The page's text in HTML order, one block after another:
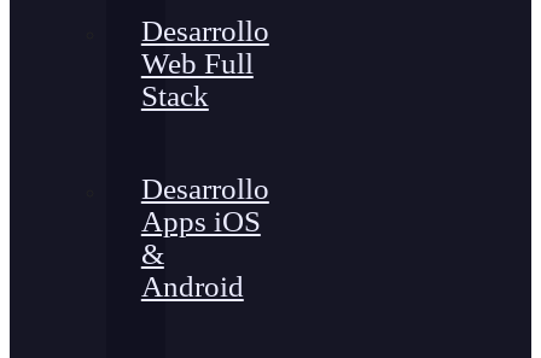
Desarrollo
Web Full
Stack
Desarrollo
Apps iOS
&
Android